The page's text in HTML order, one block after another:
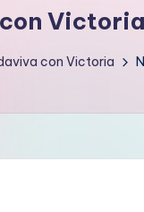
Victoria
con Victoria